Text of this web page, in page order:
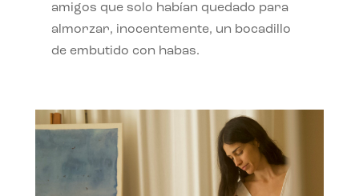
amigos que solo habían quedado para
almorzar, inocentemente, un bocadillo
de embutido con habas.